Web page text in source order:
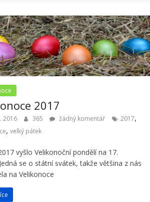
2017
2016 365 žádný komentář 2017,
,velký pátek
vyšlo Velikonoční pondělí na 17.
se o státní svátek, takže většina z nás
na Velikonoce